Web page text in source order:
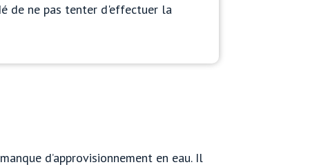
de ne pas tenter d'effectuer la
d’approvisionnement en eau. Il